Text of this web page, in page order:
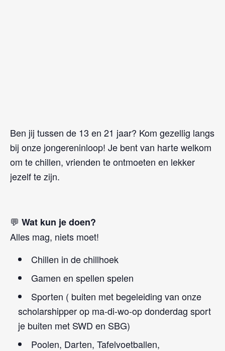
Ben jij tussen de 13 en 21 jaar? Kom gezellig langs
bij onze jongereninloop! Je bent van harte welkom
om te chillen, vrienden te ontmoeten en lekker
jezelf te zijn.
💬 Wat kun je doen?
Alles mag, niets moet!
Chillen in de chillhoek
Gamen en spellen spelen
Sporten ( buiten met begeleiding van onze
scholarshipper op ma-di-wo-op donderdag sport
je buiten met SWD en SBG)
Poolen, Darten, Tafelvoetballen,